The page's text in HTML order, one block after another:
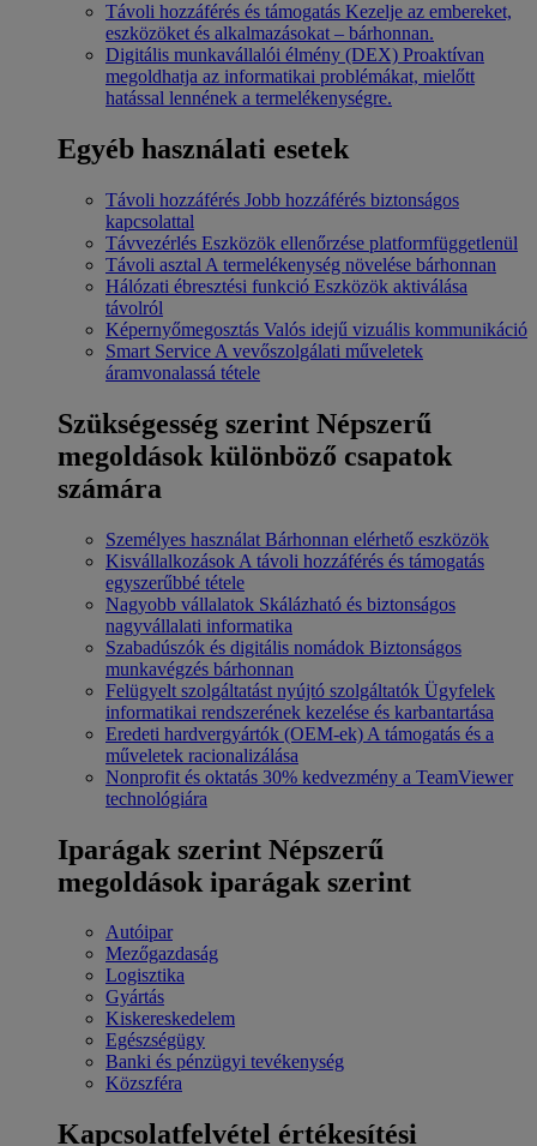
Távoli hozzáférés és támogatás Kezelje az embereket,
eszközöket és alkalmazásokat – bárhonnan.
Digitális munkavállalói élmény (DEX) Proaktívan
megoldhatja az informatikai problémákat, mielőtt
hatással lennének a termelékenységre.
Egyéb használati esetek
Távoli hozzáférés Jobb hozzáférés biztonságos
kapcsolattal
Távvezérlés Eszközök ellenőrzése platformfüggetlenül
Távoli asztal A termelékenység növelése bárhonnan
Hálózati ébresztési funkció Eszközök aktiválása
távolról
Képernyőmegosztás Valós idejű vizuális kommunikáció
Smart Service A vevőszolgálati műveletek
áramvonalassá tétele
Szükségesség szerint Népszerű
megoldások különböző csapatok
számára
Személyes használat Bárhonnan elérhető eszközök
Kisvállalkozások A távoli hozzáférés és támogatás
egyszerűbbé tétele
Nagyobb vállalatok Skálázható és biztonságos
nagyvállalati informatika
Szabadúszók és digitális nomádok Biztonságos
munkavégzés bárhonnan
Felügyelt szolgáltatást nyújtó szolgáltatók Ügyfelek
informatikai rendszerének kezelése és karbantartása
Eredeti hardvergyártók (OEM-ek) A támogatás és a
műveletek racionalizálása
Nonprofit és oktatás 30% kedvezmény a TeamViewer
technológiára
Iparágak szerint Népszerű
megoldások iparágak szerint
Autóipar
Mezőgazdaság
Logisztika
Gyártás
Kiskereskedelem
Egészségügy
Banki és pénzügyi tevékenység
Közszféra
Kapcsolatfelvétel értékesítési